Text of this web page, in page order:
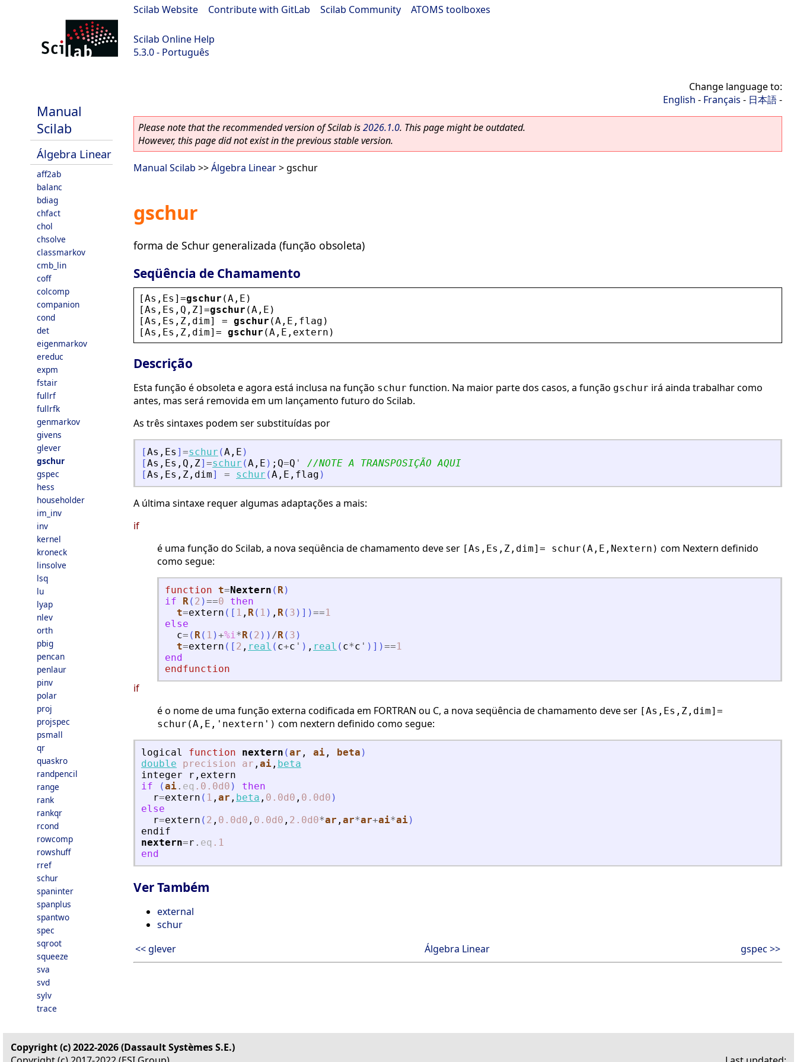
Scilab Website Contribute with GitLab Scilab Community ATOMS toolboxes
Scilab Online Help
5.3.0 - Português
Manual
Scilab
Álgebra Linear
aff2ab
balanc
bdiag
chfact
chol
chsolve
classmarkov
cmb_lin
coff
colcomp
companion
cond
det
eigenmarkov
ereduc
expm
fstair
fullrf
fullrfk
genmarkov
givens
glever
gschur
gspec
hess
householder
im_inv
inv
kernel
kroneck
linsolve
lsq
lu
lyap
nlev
orth
pbig
pencan
penlaur
pinv
polar
proj
projspec
psmall
qr
quaskro
randpencil
range
rank
rankqr
rcond
rowcomp
rowshuff
rref
schur
spaninter
spanplus
spantwo
spec
sqroot
squeeze
sva
svd
sylv
trace
Change language to:
English - Français - 日本語-
Please note that the recommended version of Scilab is2026.1.0. This page might be outdated.
However, this page did not exist in the previous stable version.
Manual Scilab >>Álgebra Linear> gschur
gschur
forma de Schur generalizada (função obsoleta)
Seqüência de Chamamento
[As , Es ]=gschur (A , E )
[As , Es , Q , Z]=gschur (A , E )
[As , Es , Z , dim] = gschur (A , E , flag )
[As , Es , Z , dim]= gschur (A , E , extern )
Descrição
Esta função é obsoleta e agora está inclusa na função schur function. Na maior parte dos casos, a função gschur irá ainda trabalhar como
antes, mas será removida em um lançamento futuro do Scilab.
As três sintaxes podem ser substituídas por
[As , Es ] =schur (A , E )
[As , Es , Q , Z] =schur (A , E ) ; Q=Q '
//NOTE A TRANSPOSIÇÃO AQUI
[As , Es , Z , dim] = schur (A , E , flag )
A última sintaxe requer algumas adaptações a mais:
if
é uma função do Scilab, a nova seqüência de chamamento deve ser [As,Es,Z,dim]= schur(A,E,Nextern) com Nextern definido
como segue:
function t= Nextern ( R)
if
R( 2 )==0
then
t=extern ( [ 1 , R( 1 ) , R( 3 ) ] )==1
else
c= ( R( 1 )+%i* R( 2 ) ) / R( 3 )
t=extern ( [ 2 , real ( c+c ' ) , real ( c*c ' ) ] )==1
end
endfunction
if
é o nome de uma função externa codificada em FORTRAN ou C, a nova seqüência de chamamento deve ser [As,Es,Z,dim]=
schur(A,E,'nextern') com nextern definido como segue:
logical function nextern (ar , ai , beta )
double
precision ar , ai , beta
integer
r , extern
if
(ai. eq .0 .0d0 )
then
r=extern ( 1 , ar , beta , 0.0d0 , 0.0d0 )
else
r=extern ( 2 , 0.0d0 , 0.0d0 , 2.0d0*ar , ar*ar+ai*ai)
endif
nextern=r . eq .1
end
Ver Também
external
schur
<< glever
Álgebra Linear gspec >>
Copyright (c) 2022-2026 (Dassault Systèmes S.E.)